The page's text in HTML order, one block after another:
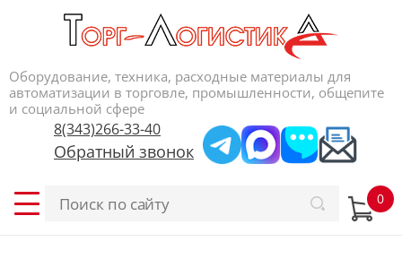
Оборудование, техника, расходные материалы для
автоматизации в торговле, промышленности, общепите
и социальной сфере
8(343)266-33-40
Обратный звонок